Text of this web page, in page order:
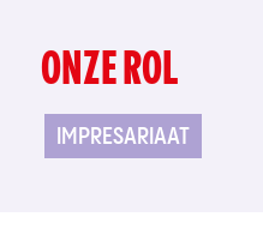
ONZE ROL
IMPRESARIAAT